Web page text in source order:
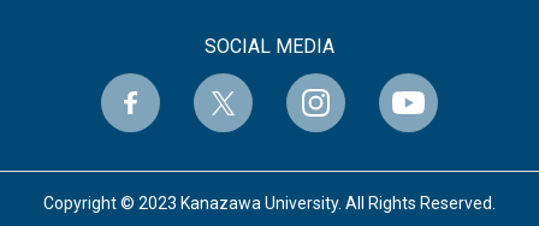
SOCIAL MEDIA
Copyright © 2023 Kanazawa University. All Rights Reserved.